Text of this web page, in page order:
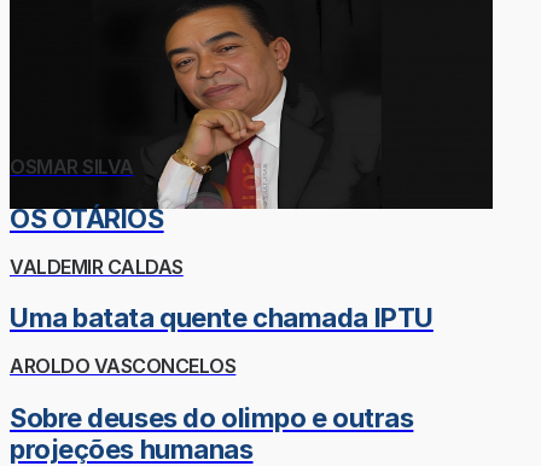
OSMAR SILVA
OS OTÁRIOS
VALDEMIR CALDAS
Uma batata quente chamada IPTU
AROLDO VASCONCELOS
Sobre deuses do olimpo e outras
projeções humanas